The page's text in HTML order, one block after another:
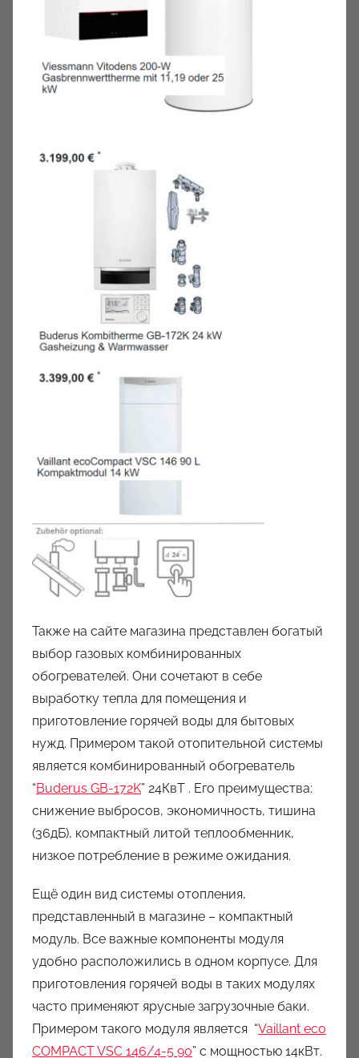
Также на сайте магазина представлен богатый
выбор газовых комбинированных
обогревателей. Они сочетают в себе
выработку тепла для помещения и
приготовление горячей воды для бытовых
нужд. Примером такой отопительной системы
является комбинированный обогреватель
“Buderus GB-172K” 24КвТ . Его преимущества:
снижение выбросов, экономичность, тишина
(36дБ), компактный литой теплообменник,
низкое потребление в режиме ожидания.
Ещё один вид системы отопления,
представленный в магазине – компактный
модуль. Все важные компоненты модуля
удобно расположились в одном корпусе. Для
приготовления горячей воды в таких модулях
часто применяют ярусные загрузочные баки.
Примером такого модуля является “Vaillant eco
COMPACT VSC 146/4-5 90” c мощностью 14кВт.